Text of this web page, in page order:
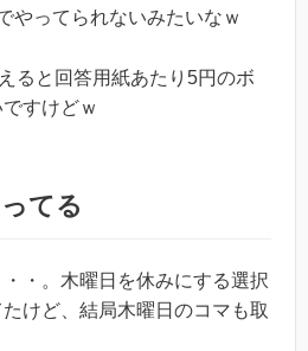
やってられないみたいなｗ
ると回答用紙あたり5円のボ
すけどｗ
てる
・。木曜日を休みにする選択
けど、結局木曜日のコマも取